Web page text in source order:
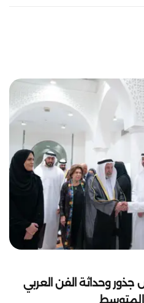
وحداثة الفن العربي
المتوسط